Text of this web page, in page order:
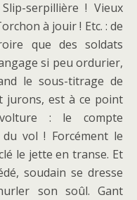
serpillière ! Vieux
à jouir ! Etc. : de
que des soldats
si peu ordurier,
le sous-titrage de
jurons, est à ce point
: le compte
du vol ! Forcément le
le jette en transe. Et
soudain se dresse
son soûl. Gant